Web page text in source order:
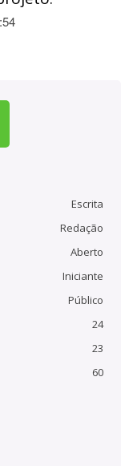
Escrita
Redação
Aberto
Iniciante
Público
24
23
60